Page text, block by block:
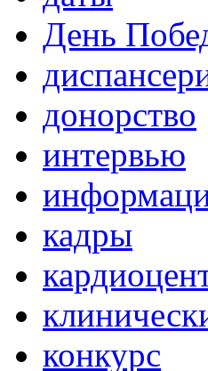
День
донорство
интервью
кадры
конкурс